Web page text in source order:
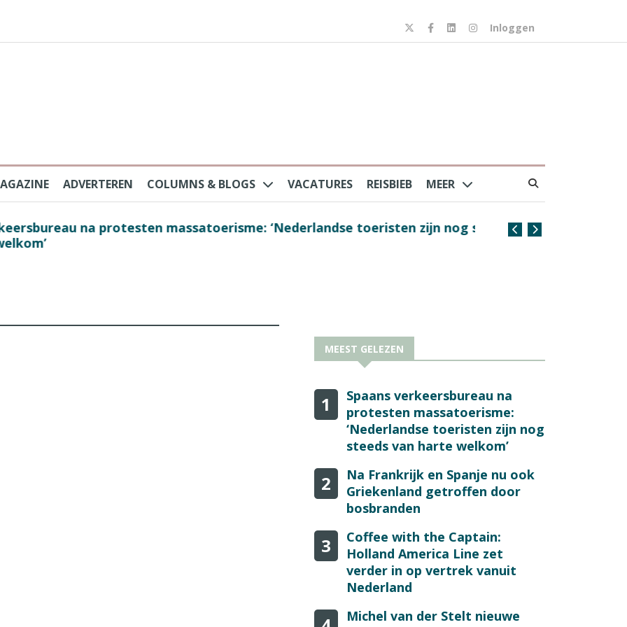
Inloggen
ADVERTEREN COLUMNS & BLOGS VACATURES REISBIEB MEER
na protesten massatoerisme: ‘Nederlandse toeristen zijn nog steeds
Na Frankrijk en
MEEST GELEZEN
1
Spaans verkeersbureau na
protesten massatoerisme:
‘Nederlandse toeristen zijn nog
steeds van harte welkom’
2
Na Frankrijk en Spanje nu ook
Griekenland getroffen door
bosbranden
3
Coffee with the Captain:
Holland America Line zet
verder in op vertrek vanuit
Nederland
Michel van der Stelt nieuwe